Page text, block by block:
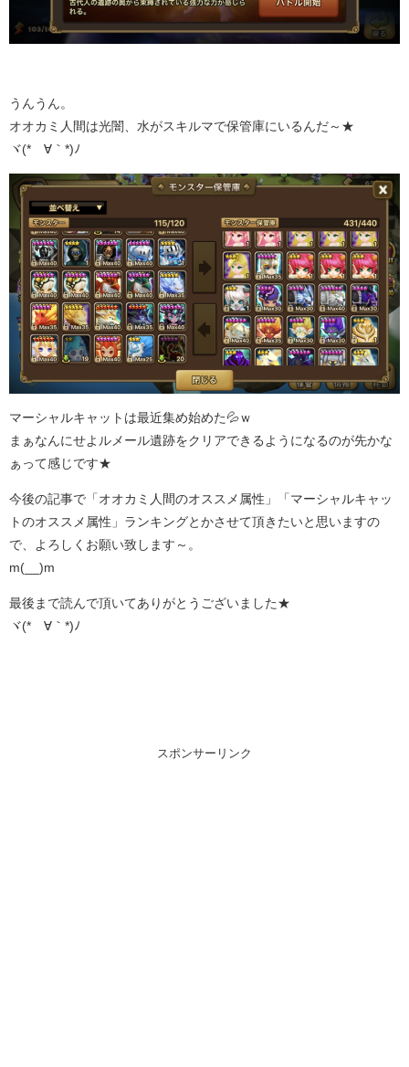
うんうん。
オオカミ人間は光闇、水がスキルマで保管庫にいるんだ～★
ヾ(*´∀｀*)ﾉ
マーシャルキャットは最近集め始めた💦ｗ
まぁなんにせよルメール遺跡をクリアできるようになるのが先かな
ぁって感じです★
今後の記事で「オオカミ人間のオススメ属性」「マーシャルキャッ
トのオススメ属性」ランキングとかさせて頂きたいと思いますの
で、よろしくお願い致します～。
m(__)m
最後まで読んで頂いてありがとうございました★
ヾ(*´∀｀*)ﾉ
スポンサーリンク